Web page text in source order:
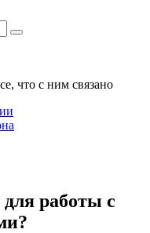
что с ним связано
работы с